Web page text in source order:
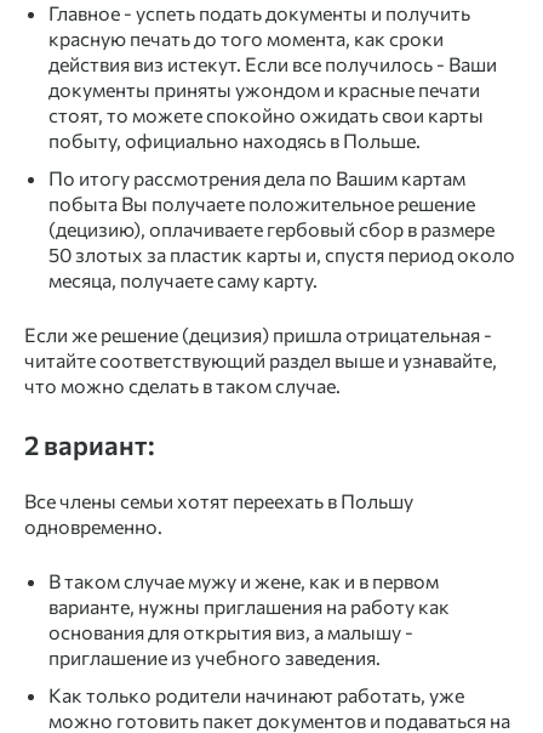
Главное - успеть подать документы и получить
красную печать до того момента, как сроки
действия виз истекут. Если все получилось - Ваши
документы приняты ужондом и красные печати
стоят, то можете спокойно ожидать свои карты
побыту, официально находясь в Польше.
По итогу рассмотрения дела по Вашим картам
побыта Вы получаете положительное решение
(децизию), оплачиваете гербовый сбор в размере
50 злотых за пластик карты и, спустя период около
месяца, получаете саму карту.
Если же решение (децизия) пришла отрицательная -
читайте соответствующий раздел выше и узнавайте,
что можно сделать в таком случае.
2 вариант:
Все члены семьи хотят переехать в Польшу
одновременно.
В таком случае мужу и жене, как и в первом
варианте, нужны приглашения на работу как
основания для открытия виз, а малышу -
приглашение из учебного заведения.
Как только родители начинают работать, уже
можно готовить пакет документов и подаваться на